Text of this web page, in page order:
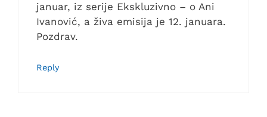
januar, iz serije Ekskluzivno – o Ani
Ivanović, a živa emisija je 12. januara.
Pozdrav.
Reply